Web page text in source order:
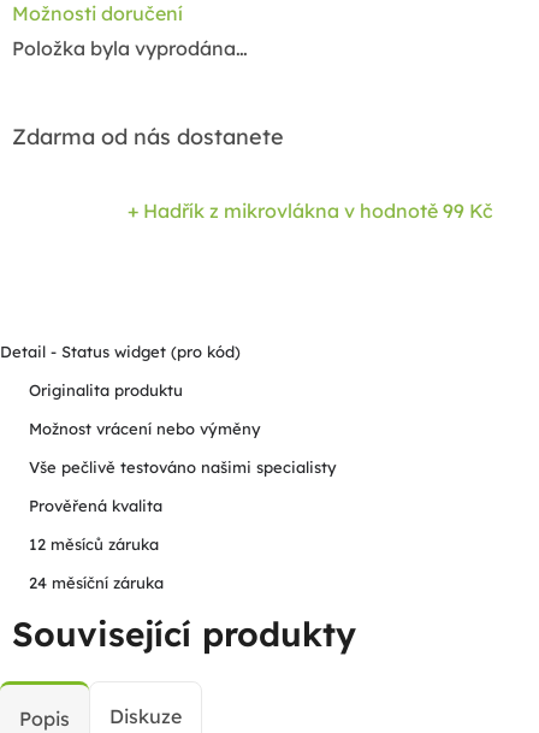
Možnosti doručení
Položka byla vyprodána…
Zdarma od nás dostanete
+ Hadřík z mikrovlákna v hodnotě 99 Kč
Detail - Status widget (pro kód)
Originalita produktu
Možnost vrácení nebo výměny
Vše pečlivě testováno našimi specialisty
Prověřená kvalita
12 měsíců záruka
24 měsíční záruka
Související produkty
Popis Diskuze